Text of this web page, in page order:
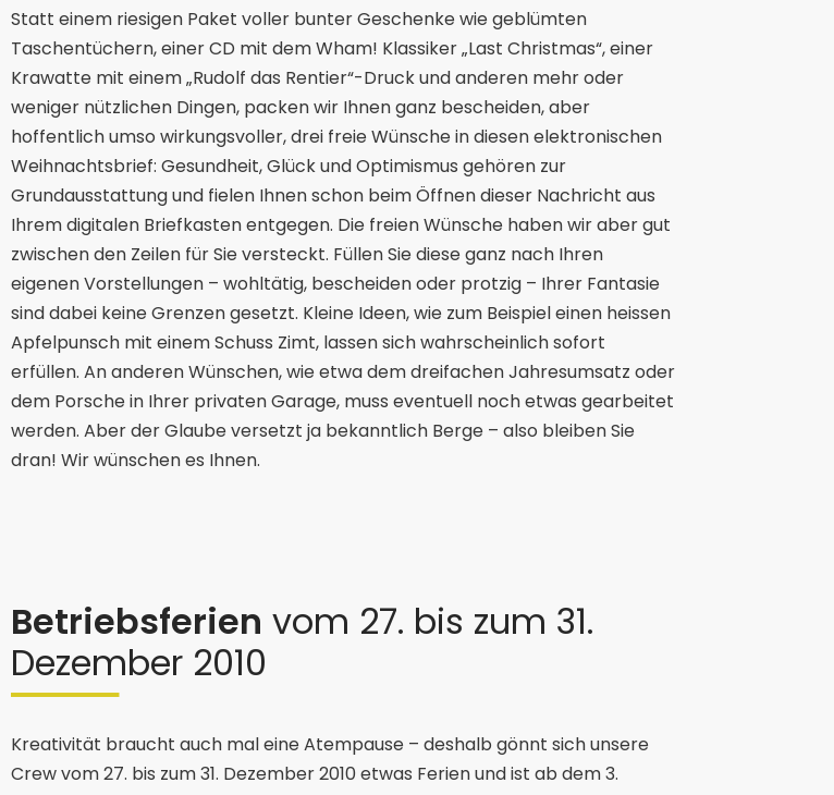
Statt einem riesigen Paket voller bunter Geschenke wie geblümten
Taschentüchern, einer CD mit dem Wham! Klassiker „Last Christmas“, einer
Krawatte mit einem „Rudolf das Rentier“-Druck und anderen mehr oder
weniger nützlichen Dingen, packen wir Ihnen ganz bescheiden, aber
hoffentlich umso wirkungsvoller, drei freie Wünsche in diesen elektronischen
Weihnachtsbrief: Gesundheit, Glück und Optimismus gehören zur
Grundausstattung und fielen Ihnen schon beim Öffnen dieser Nachricht aus
Ihrem digitalen Briefkasten entgegen. Die freien Wünsche haben wir aber gut
zwischen den Zeilen für Sie versteckt. Füllen Sie diese ganz nach Ihren
eigenen Vorstellungen – wohltätig, bescheiden oder protzig – Ihrer Fantasie
sind dabei keine Grenzen gesetzt. Kleine Ideen, wie zum Beispiel einen heissen
Apfelpunsch mit einem Schuss Zimt, lassen sich wahrscheinlich sofort
erfüllen. An anderen Wünschen, wie etwa dem dreifachen Jahresumsatz oder
dem Porsche in Ihrer privaten Garage, muss eventuell noch etwas gearbeitet
werden. Aber der Glaube versetzt ja bekanntlich Berge – also bleiben Sie
dran! Wir wünschen es Ihnen.
Betriebsferien vom 27. bis zum 31.
Dezember 2010
Kreativität braucht auch mal eine Atempause – deshalb gönnt sich unsere
Crew vom 27. bis zum 31. Dezember 2010 etwas Ferien und ist ab dem 3.